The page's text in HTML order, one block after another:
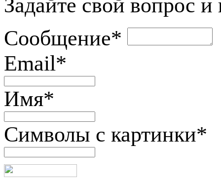
Задайте свой вопрос
Сообщение*
Email*
Имя*
Символы с картинки*